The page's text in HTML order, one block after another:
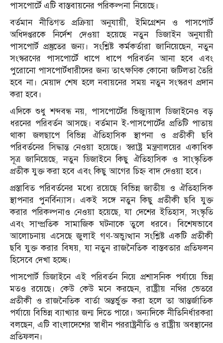
পাসপোর্টে এটি বাস্তবায়নের পরিকল্পনা নিয়েছে।
বর্তমান নীতিগত প্রক্রিয়া অনুযায়ী, ইমিগ্রেশন ও পাসপোর্ট
অধিদপ্তরকে নির্দেশ দেওয়া হয়েছে নতুন ডিজাইন অনুযায়ী
পাসপোর্ট প্রস্তুতের জন্য। সংশ্লিষ্ট কর্মকর্তারা জানিয়েছেন, নতুন
সংস্করণের পাসপোর্টে ধাপে ধাপে পরিবর্তন আনা হবে এবং
পুরোনো পাসপোর্টধারীদের জন্য তাৎক্ষণিক কোনো জটিলতা তৈরি
হবে না। মেয়াদ শেষ হলে নবায়নের সময় নতুন সংস্করণ প্রদান
করা হবে।
এদিকে শুধু শব্দবন্ধ নয়, পাসপোর্টের ভিজ্যুয়াল ডিজাইনেও বড়
ধরনের পরিবর্তন আসছে। বর্তমান ই-পাসপোর্টের প্রতিটি পাতায়
থাকা জলছাপে বিভিন্ন ঐতিহাসিক স্থাপনা ও প্রতীকী ছবি
পরিবর্তনের সিদ্ধান্ত নেওয়া হয়েছে। স্বরাষ্ট্র মন্ত্রণালয়ের একাধিক
সূত্র জানিয়েছে, নতুন ডিজাইনে কিছু ঐতিহাসিক ও সাংস্কৃতিক
প্রতীক যুক্ত করা হবে এবং কিছু আগের চিহ্ন বাদ দেওয়া হবে।
প্রস্তাবিত পরিবর্তনের মধ্যে রয়েছে বিভিন্ন জাতীয় ও ঐতিহাসিক
স্থাপনার পুনর্বিন্যাস। একই সঙ্গে নতুন কিছু প্রতীকী ছবি যুক্ত
করার পরিকল্পনাও নেওয়া হয়েছে, যা দেশের ইতিহাস, সংস্কৃতি
এবং সাম্প্রতিক সামাজিক ঘটনাকে তুলে ধরবে। বিশেষভাবে
আলোচনায় এসেছে জুলাই গণ-অভ্যুত্থান সংশ্লিষ্ট একটি প্রতীকী
ছবি যুক্ত করার বিষয়, যা নতুন রাজনৈতিক বাস্তবতার প্রতিফলন
হিসেবে দেখা হচ্ছে।
পাসপোর্ট ডিজাইনে এই পরিবর্তন নিয়ে প্রশাসনিক পর্যায়ে ভিন্ন
মতও রয়েছে। কেউ কেউ মনে করছেন, রাষ্ট্রীয় নথির ভেতরে
প্রতীকী ও রাজনৈতিক বার্তা অন্তর্ভুক্ত করা হলে তা আন্তর্জাতিক
পর্যায়ে বিভিন্ন ব্যাখ্যার জন্ম দিতে পারে। অন্যদিকে নীতিনির্ধারকরা
বলছেন, এটি বাংলাদেশের স্বাধীন পররাষ্ট্রনীতি ও রাষ্ট্রীয় অবস্থানের
প্রতিফলন।